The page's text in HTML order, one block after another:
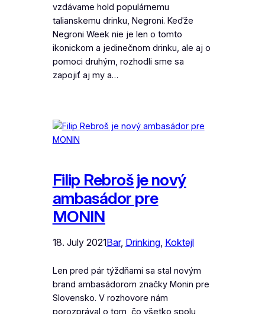
vzdávame hold populárnemu
talianskemu drinku, Negroni. Keďže
Negroni Week nie je len o tomto
ikonickom a jedinečnom drinku, ale aj o
pomoci druhým, rozhodli sme sa
zapojiť aj my a…
Filip Rebroš je nový
ambasádor pre
MONIN
18. July 2021Bar, Drinking, Koktejl
Len pred pár týždňami sa stal novým
brand ambasádorom značky Monin pre
Slovensko. V rozhovore nám
porozprával o tom, čo všetko spolu